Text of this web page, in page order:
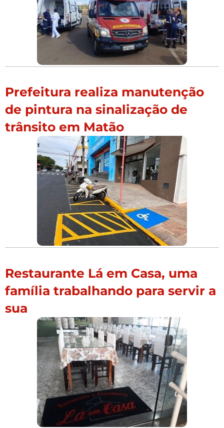
Prefeitura realiza manutenção
de pintura na sinalização de
trânsito em Matão
Restaurante Lá em Casa, uma
família trabalhando para servir a
sua